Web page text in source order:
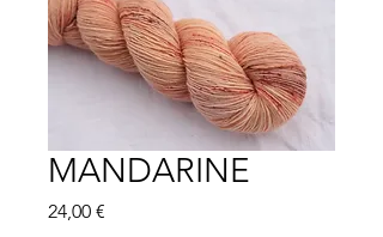
MANDARINE
24,00 €